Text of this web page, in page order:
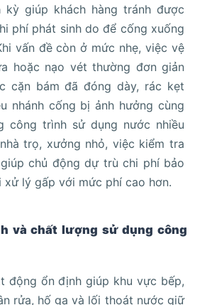
kỳ giúp khách hàng tránh được
phí phát sinh do để cống xuống
vấn đề còn ở mức nhẹ, việc vệ
hoặc nạo vét thường đơn giản
cặn bám đã đóng dày, rác kẹt
nhánh cống bị ảnh hưởng cùng
công trình sử dụng nước nhiều
trọ, xưởng nhỏ, việc kiểm tra
chủ động dự trù chi phí bảo
lý gấp với mức phí cao hơn.
và chất lượng sử dụng công
động ổn định giúp khu vực bếp,
rửa, hố ga và lối thoát nước giữ